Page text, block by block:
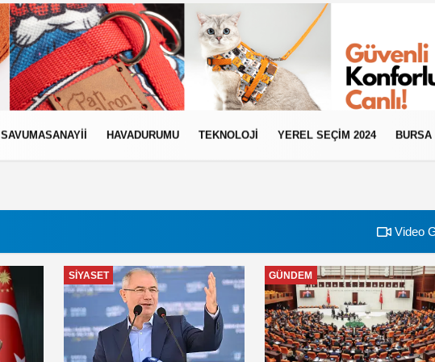
SAVUMASANAYII HAVADURUMU TEKNOLOJI YEREL SEÇİM 2024 BURSA
Video
SIYASET GÜNDEM